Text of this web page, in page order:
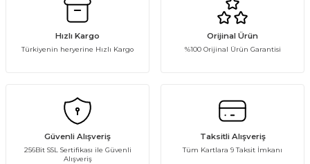
İHTİYACINIZA
HOBİ ÜRÜNLERİ
Hızlı Kargo
Türkiyenin heryerine Hızlı Kargo
Orijinal Ürün
%100 Orijinal Ürün Garantisi
Güvenli Alışveriş
256Bit SSL Sertifikası ile Güvenli
Alışveriş
Taksitli Alışveriş
Tüm Kartlara 9 Taksit İmkanı